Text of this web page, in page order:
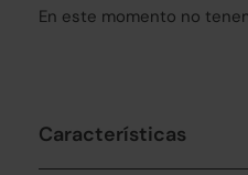
En este momento no
Características